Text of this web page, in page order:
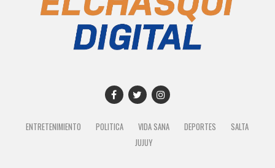
ENTRETENIMIENTO POLITICA VIDA SANA DEPORTES
SALTA
JUJUY